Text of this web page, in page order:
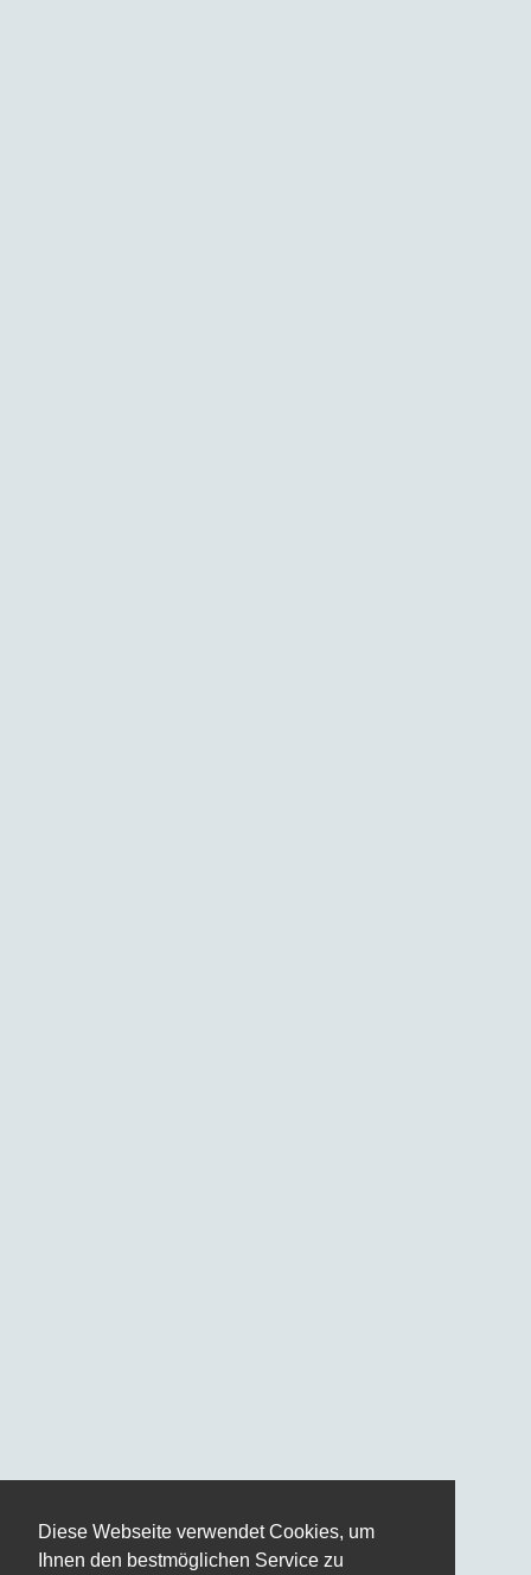
Diese Webseite verwendet Cookies, um
Ihnen den bestmöglichen Service zu